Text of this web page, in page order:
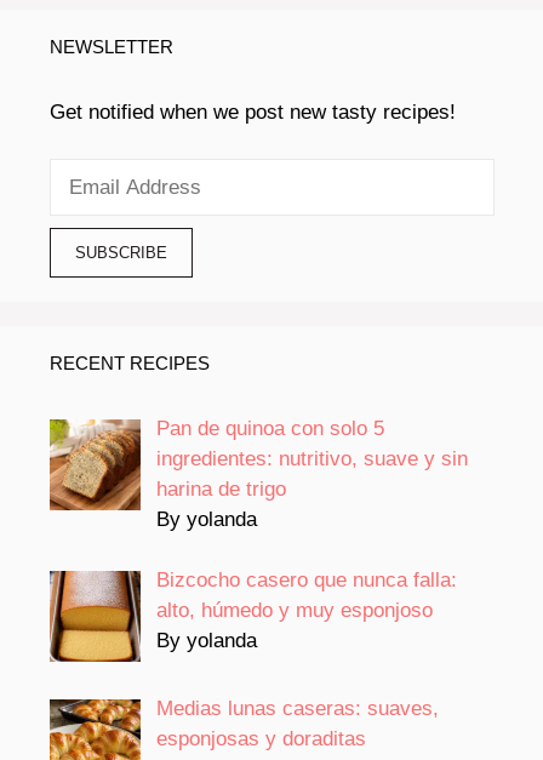
NEWSLETTER
Get notified when we post new tasty recipes!
RECENT RECIPES
Pan de quinoa con solo 5
ingredientes: nutritivo, suave y sin
harina de trigo
By yolanda
Bizcocho casero que nunca falla:
alto, húmedo y muy esponjoso
By yolanda
Medias lunas caseras: suaves,
esponjosas y doraditas